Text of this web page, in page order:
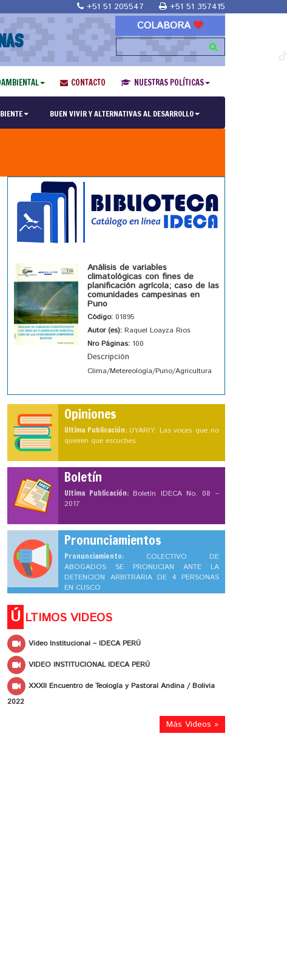
+51 51 205547 +51 51 357415
COLABORA
CONTACTO NUESTRAS POLÍTICAS
BUEN VIVIR Y ALTERNATIVAS AL DESARROLLO
Análisis de variables
climatológicas con fines de
planificación agrícola; caso de las
comunidades campesinas en
Puno
Código: 01895
Autor (es): Raquel Loayza Rios
Nro Páginas: 100
Descripción
Clima/Metereología/Puno/Agricultura
Opiniones
Ultima Publicación: UYARIY: Las voces que no
quieren que escuches
Boletín
Ultima Publicación: Boletín IDECA No. 08 –
2017
Pronunciamientos
Pronunciamiento: COLECTIVO DE
ABOGADOS SE PRONUCIAN ANTE LA
DETENCION ARBITRARIA DE 4 PERSONAS
EN CUSCO
Ú LTIMOS VIDEOS
Video Institucional – IDECA PERÚ
VIDEO INSTITUCIONAL IDECA PERÚ
XXXII Encuentro de Teología y Pastoral Andina / Bolivia
2022
Más Videos »